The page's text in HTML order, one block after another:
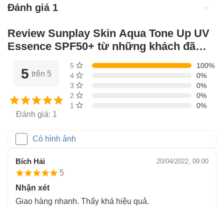
Đánh giá 1
Review Sunplay Skin Aqua Tone Up UV
Essence SPF50+ từ những khách đã
5 trên 5
Đánh giá: 1
5 sao
100%
4 sao
0%
3 sao
0%
2 sao
0%
1 sao
0%
Có hình ảnh
Bích Hải 20/04/2022, 09:00
5
Nhận xét
Giao hàng nhanh. Thấy khá hiệu quả.